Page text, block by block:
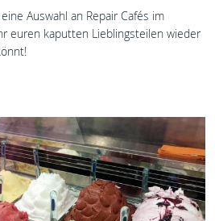
Auswahl an Repair Cafés im
euren kaputten Lieblingsteilen wieder